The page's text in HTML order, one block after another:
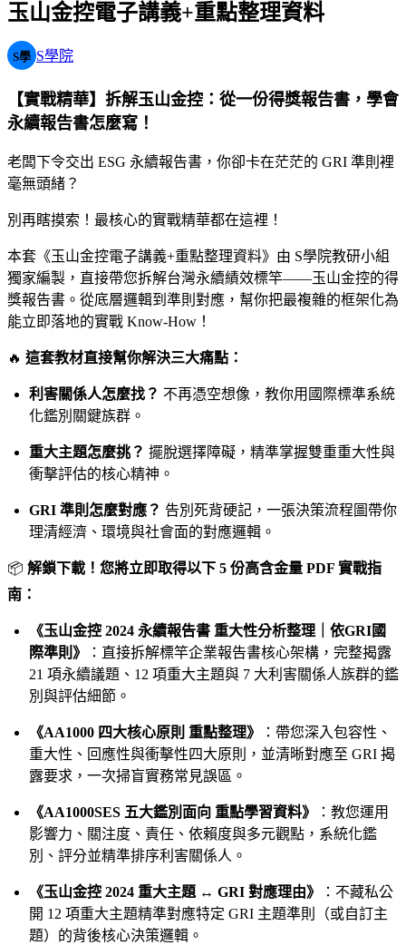
玉山金控電子講義+重點整理資料
S學 S學院
【實戰精華】拆解玉山金控：從一份得獎報告書，學會
永續報告書怎麼寫！
老闆下令交出 ESG 永續報告書，你卻卡在茫茫的 GRI 準則裡
毫無頭緒？
別再瞎摸索！最核心的實戰精華都在這裡！
本套《玉山金控電子講義+重點整理資料》由 S學院教研小組
獨家編製，直接帶您拆解台灣永續績效標竿——玉山金控的得
獎報告書。從底層邏輯到準則對應，幫你把最複雜的框架化為
能立即落地的實戰 Know-How！
🔥 這套教材直接幫你解決三大痛點：
利害關係人怎麼找？ 不再憑空想像，教你用國際標準系統
化鑑別關鍵族群。
重大主題怎麼挑？ 擺脫選擇障礙，精準掌握雙重重大性與
衝擊評估的核心精神。
GRI 準則怎麼對應？ 告別死背硬記，一張決策流程圖帶你
理清經濟、環境與社會面的對應邏輯。
📦 解鎖下載！您將立即取得以下 5 份高含金量 PDF 實戰指
南：
《玉山金控 2024 永續報告書 重大性分析整理｜依GRI國
際準則》
：直接拆解標竿企業報告書核心架構，完整揭露
21 項永續議題、12 項重大主題與 7 大利害關係人族群的鑑
別與評估細節。
《AA1000 四大核心原則 重點整理》
：帶您深入包容性、
重大性、回應性與衝擊性四大原則，並清晰對應至 GRI 揭
露要求，一次掃盲實務常見誤區。
《AA1000SES 五大鑑別面向 重點學習資料》
：教您運用
影響力、關注度、責任、依賴度與多元觀點，系統化鑑
別、評分並精準排序利害關係人。
《玉山金控 2024 重大主題 ↔ GRI 對應理由》
：不藏私公
開 12 項重大主題精準對應特定 GRI 主題準則（或自訂主
題）的背後核心決策邏輯。